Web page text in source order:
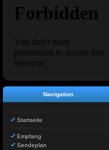
Navigation
Startseite
Empfang
Sendeplan